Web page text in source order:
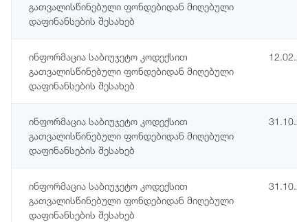
გათვალისწინებული ფონდებიდან მიღებული
დაფინანსების შესახებ
ინფორმაცია საბიუჯეტო კოდექსით
გათვალისწინებული ფონდებიდან მიღებული
დაფინანსების შესახებ
ინფორმაცია საბიუჯეტო კოდექსით
გათვალისწინებული ფონდებიდან მიღებული
დაფინანსების შესახებ
ინფორმაცია საბიუჯეტო კოდექსით
გათვალისწინებული ფონდებიდან მიღებული
დაფინანსების შესახებ